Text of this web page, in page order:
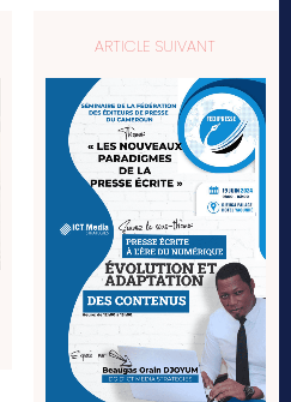
ARTICLE SUIVANT